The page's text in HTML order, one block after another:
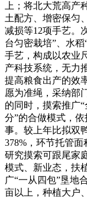
上；将北大荒高产
土配方、增密保匀
减损等12项手艺。
台匀密栽培”、水
手艺，构成以农业
产科技系统，无力
提高粮食出产的效
愿为准绳，采纳部
的同时，摸索推广
分”的合做模式，
事。较上年比拟双
378%，环节托管面
研究摸索可跟尾家
模式、新业态，扶
广“一从四包”垦地
亩以上，种植大户